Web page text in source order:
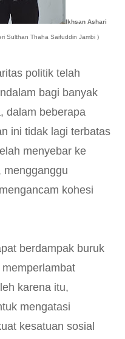
Ikhsan Ashari
Sulthan Thaha Saifuddin Jambi )
politik telah
bagi banyak
dalam beberapa
ini tidak lagi terbatas
menyebar ke
mengganggu
kohesi
berdampak buruk
karena itu,
mengatasi
kesatuan sosial